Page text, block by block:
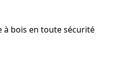
à bois en toute sécurité